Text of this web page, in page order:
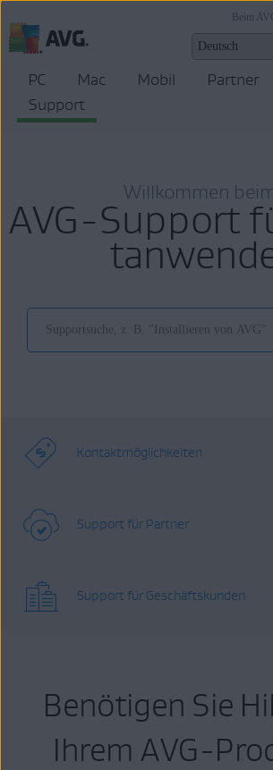
Beim
PC Mac Mobil Partner
Support
Willkommen
AVG-Support
Kontaktmöglichkeiten
Support für Partner
Support für Geschäftskunden
Benötigen Sie
Ihrem AVG-